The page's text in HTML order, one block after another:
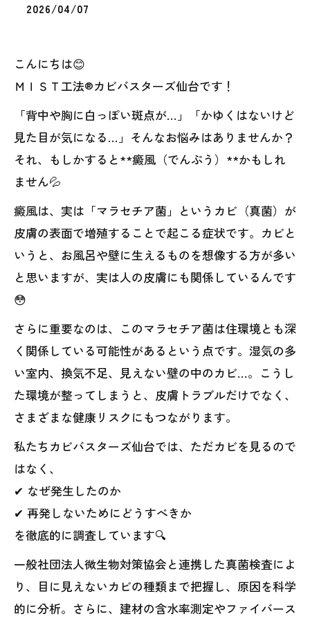
2026/04/07
こんにちは😊
ＭＩＳＴ工法®カビバスターズ仙台です！
「背中や胸に白っぽい斑点が…」「かゆくはないけど
見た目が気になる…」そんなお悩みはありませんか？
それ、もしかすると**癜風（でんぷう）**かもしれ
ません💦
癜風は、実は「マラセチア菌」というカビ（真菌）が
皮膚の表面で増殖することで起こる症状です。カビと
いうと、お風呂や壁に生えるものを想像する方が多い
と思いますが、実は人の皮膚にも関係しているんです
😳
さらに重要なのは、このマラセチア菌は住環境とも深
く関係している可能性があるという点です。湿気の多
い室内、換気不足、見えない壁の中のカビ…。こうし
た環境が整ってしまうと、皮膚トラブルだけでなく、
さまざまな健康リスクにもつながります。
私たちカビバスターズ仙台では、ただカビを見るので
はなく、
✔ なぜ発生したのか
✔ 再発しないためにどうすべきか
を徹底的に調査しています🔍
一般社団法人微生物対策協会と連携した真菌検査によ
り、目に見えないカビの種類まで把握し、原因を科学
的に分析。さらに、建材の含水率測定やファイバース